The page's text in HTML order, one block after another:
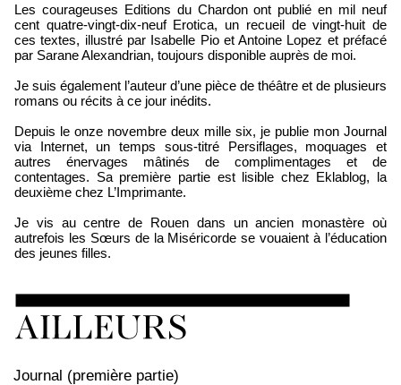
Les courageuses Editions du Chardon ont publié en mil neuf
cent quatre-vingt-dix-neuf Erotica, un recueil de vingt-huit de
ces textes, illustré par Isabelle Pio et Antoine Lopez et préfacé
par Sarane Alexandrian, toujours disponible auprès de moi.
Je suis également l’auteur d’une pièce de théâtre et de plusieurs
romans ou récits à ce jour inédits.
Depuis le onze novembre deux mille six, je publie mon Journal
via Internet, un temps sous-titré Persiflages, moquages et
autres énervages mâtinés de complimentages et de
contentages. Sa première partie est lisible chez Eklablog, la
deuxième chez L’Imprimante.
Je vis au centre de Rouen dans un ancien monastère où
autrefois les Sœurs de la Miséricorde se vouaient à l’éducation
des jeunes filles.
Journal (première partie)